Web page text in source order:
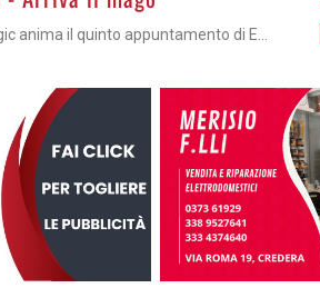
anima il quinto appuntamento di E...